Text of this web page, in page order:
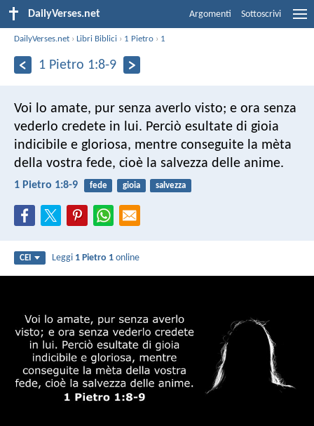
DailyVerses.net Argomenti Sottoscrivi
DailyVerses.net ›Libri Biblici › 1 Pietro › 1
1 Pietro 1:8-9
Voi lo amate, pur senza averlo visto; e ora senza
vederlo credete in lui. Perciò esultate di gioia
indicibile e gloriosa, mentre conseguite la mèta
della vostra fede, cioè la salvezza delle anime.
1 Pietro 1:8-9 fede gioia salvezza
CEI Leggi 1 Pietro 1 online